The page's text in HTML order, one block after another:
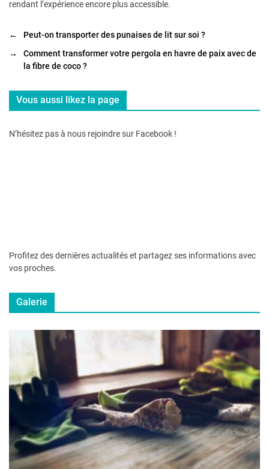
rendant l’expérience encore plus accessible.
←
Peut-on transporter des punaises de lit sur soi ?
→
Comment transformer votre pergola en havre de paix avec de
la fibre de coco ?
Vous aussi likez la page
N’hésitez pas à nous rejoindre sur Facebook !
Profitez des dernières actualités et partagez ses informations avec
vos proches.
Galerie